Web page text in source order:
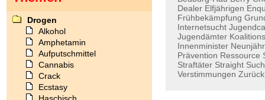
Dealer Elfjährigen
Frühbekämpfung
Internetsucht
Jugendämter
Innenminister
Prävention Ressource
Straftäter Straight
Verstimmungen
Drogen
Alkohol
Amphetamin
Aufputschmittel
Cannabis
Crack
Ecstasy
Haschisch